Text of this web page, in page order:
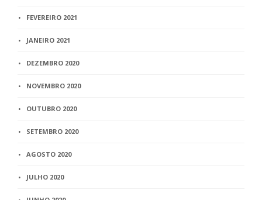
FEVEREIRO 2021
JANEIRO 2021
DEZEMBRO 2020
NOVEMBRO 2020
OUTUBRO 2020
SETEMBRO 2020
AGOSTO 2020
JULHO 2020